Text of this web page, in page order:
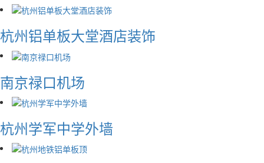
杭州铝单板大堂酒店装饰
南京禄口机场
杭州学军中学外墙